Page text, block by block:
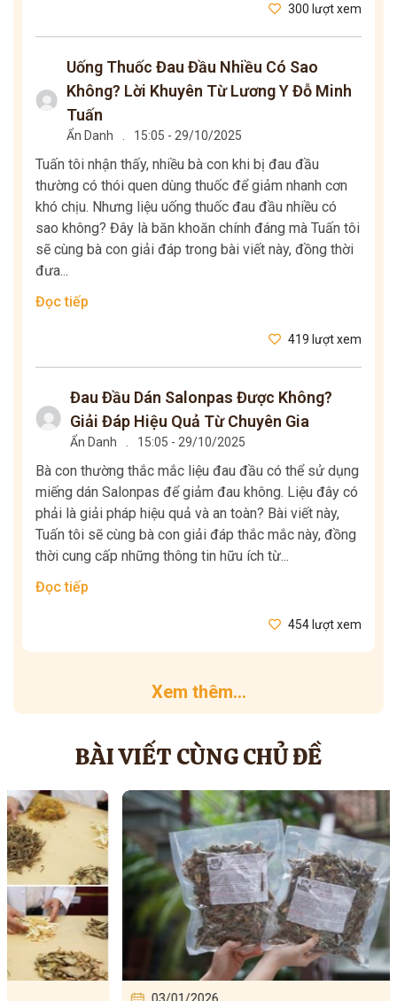
300 lượt xem
Uống Thuốc Đau Đầu Nhiều Có Sao
Không? Lời Khuyên Từ Lương Y Đỗ Minh
Tuấn
Ẩn Danh 15:05 - 29/10/2025
Tuấn tôi nhận thấy, nhiều bà con khi bị đau đầu
thường có thói quen dùng thuốc để giảm nhanh cơn
khó chịu. Nhưng liệu uống thuốc đau đầu nhiều có
sao không? Đây là băn khoăn chính đáng mà Tuấn tôi
sẽ cùng bà con giải đáp trong bài viết này, đồng thời
đưa...
Đọc tiếp
419 lượt xem
Đau Đầu Dán Salonpas Được Không?
Giải Đáp Hiệu Quả Từ Chuyên Gia
Ẩn Danh 15:05 - 29/10/2025
Bà con thường thắc mắc liệu đau đầu có thể sử dụng
miếng dán Salonpas để giảm đau không. Liệu đây có
phải là giải pháp hiệu quả và an toàn? Bài viết này,
Tuấn tôi sẽ cùng bà con giải đáp thắc mắc này, đồng
thời cung cấp những thông tin hữu ích từ...
Đọc tiếp
454 lượt xem
Xem thêm...
BÀI VIẾT CÙNG CHỦ ĐỀ